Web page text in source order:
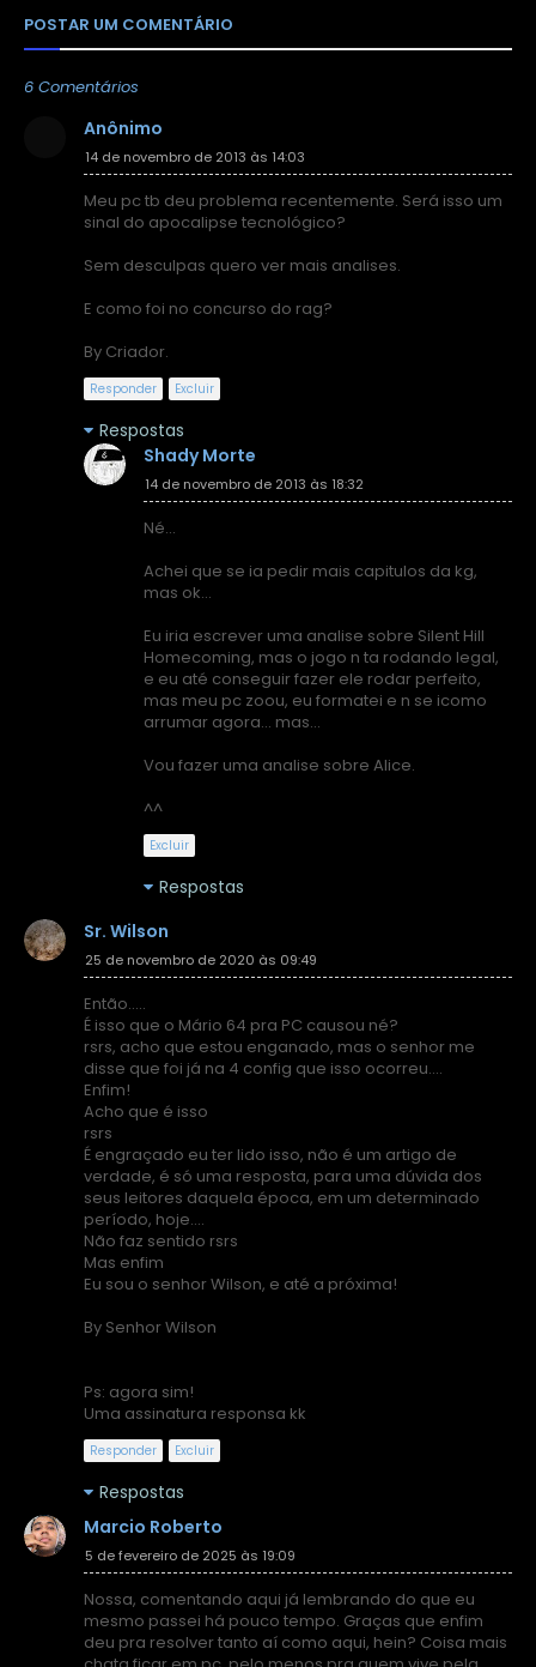
POSTAR UM COMENTÁRIO
6 Comentários
Anônimo
14 de novembro de 2013 às 14:03
Meu pc tb deu problema recentemente. Será isso um
sinal do apocalipse tecnológico?
Sem desculpas quero ver mais analises.
E como foi no concurso do rag?
By Criador.
Responder Excluir
Respostas
Shady Morte
14 de novembro de 2013 às 18:32
Né...
Achei que se ia pedir mais capitulos da kg,
mas ok...
Eu iria escrever uma analise sobre Silent Hill
Homecoming, mas o jogo n ta rodando legal,
e eu até conseguir fazer ele rodar perfeito,
mas meu pc zoou, eu formatei e n se icomo
arrumar agora... mas...
Vou fazer uma analise sobre Alice.
^^
Excluir
Respostas
Sr. Wilson
25 de novembro de 2020 às 09:49
Então.....
É isso que o Mário 64 pra PC causou né?
rsrs, acho que estou enganado, mas o senhor me
disse que foi já na 4 config que isso ocorreu....
Enfim!
Acho que é isso
rsrs
É engraçado eu ter lido isso, não é um artigo de
verdade, é só uma resposta, para uma dúvida dos
seus leitores daquela época, em um determinado
período, hoje....
Não faz sentido rsrs
Mas enfim
Eu sou o senhor Wilson, e até a próxima!
By Senhor Wilson
Ps: agora sim!
Uma assinatura responsa kk
Responder Excluir
Respostas
Marcio Roberto
5 de fevereiro de 2025 às 19:09
Nossa, comentando aqui já lembrando do que eu
mesmo passei há pouco tempo. Graças que enfim
deu pra resolver tanto aí como aqui, hein? Coisa mais